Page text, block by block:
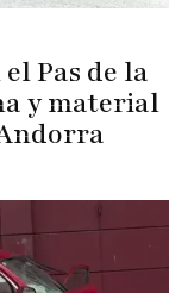
Pas de la
y material